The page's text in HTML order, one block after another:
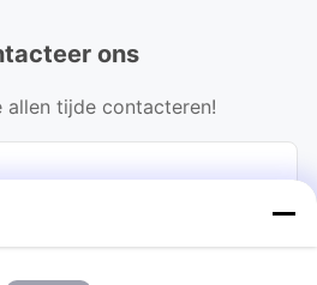
ons
allen tijde contacteren!